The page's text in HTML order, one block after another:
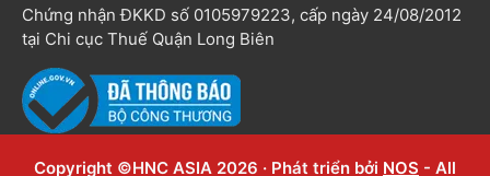
Chứng nhận ĐKKD số 0105979223, cấp ngày 24/08/2012
tại Chi cục Thuế Quận Long Biên
Copyright ©HNC ASIA 2026 · Phát triển bởi NOS - All